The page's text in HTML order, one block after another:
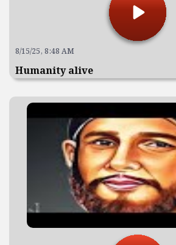
8/15/25, 8:48 AM
Humanity alive